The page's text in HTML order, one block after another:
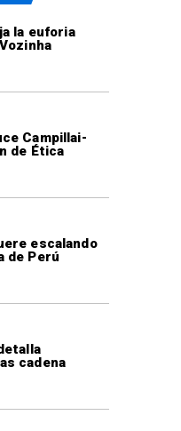
la euforia
Campillai-
de Ética
escalando
de Perú
cadena